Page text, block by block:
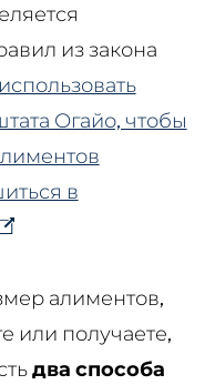
из закона
Огайо, чтобы
в
алиментов,
или получаете,
два способа